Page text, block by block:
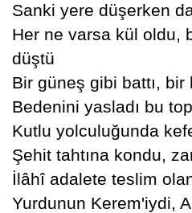
Sanki yere düşerken
Her ne varsa kül oldu,
düştü
Bir güneş gibi battı,
Bedenini yasladı bu
Kutlu yolculuğunda
Şehit tahtına kondu,
İlâhî adalete teslim
Yurdunun Kerem'iydi,